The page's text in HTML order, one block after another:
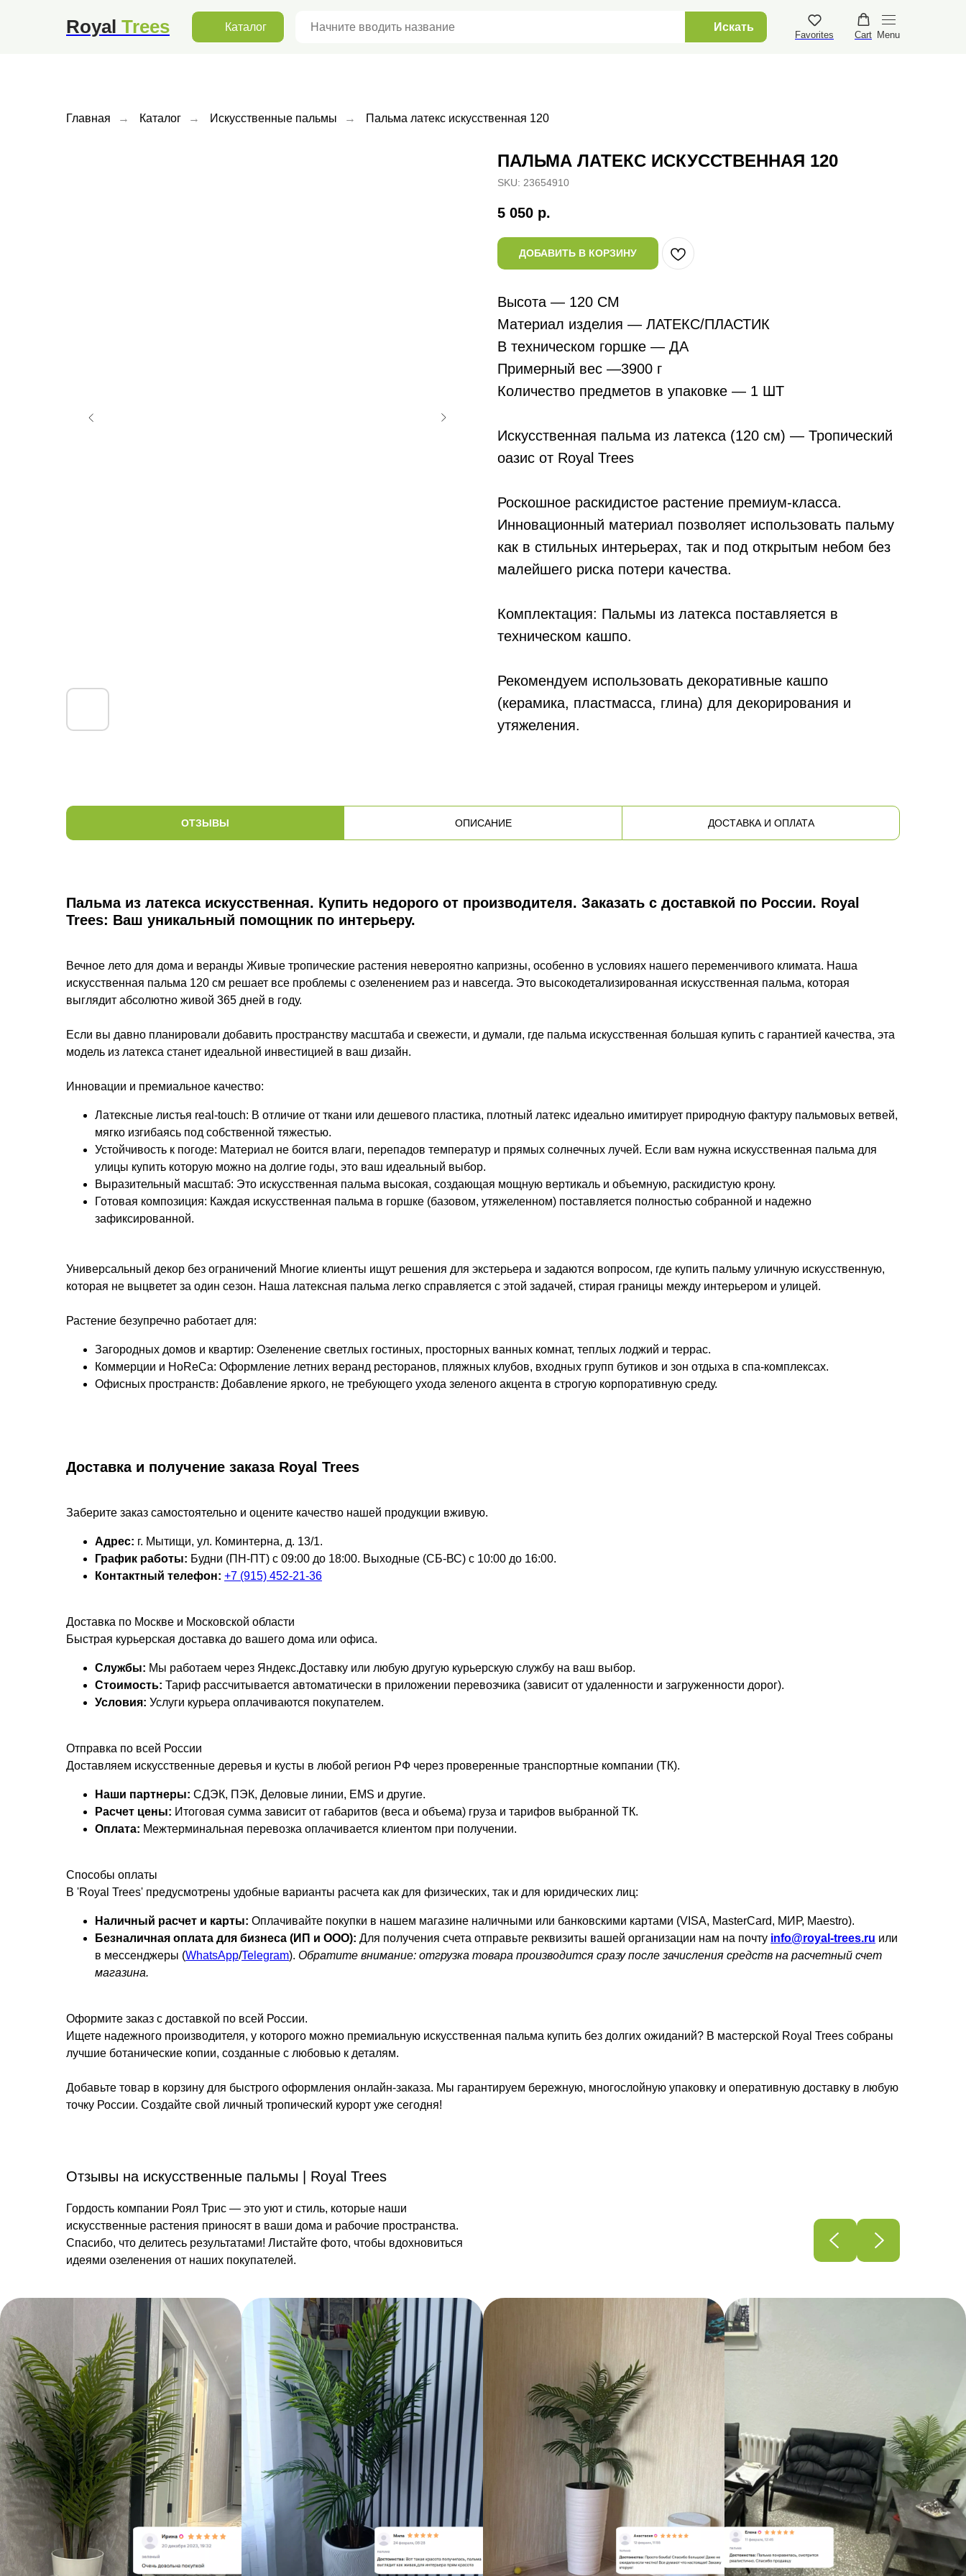
Royal Trees Каталог Искать
Favorites Cart Menu
Главная → Каталог → Искусственные пальмы → Пальма латекс искусственная 120
ПАЛЬМА ЛАТЕКС ИСКУССТВЕННАЯ 120
SKU: 23654910
5 050 р.
ДОБАВИТЬ В КОРЗИНУ
Высота — 120 СМ
Материал изделия — ЛАТЕКС/ПЛАСТИК
В техническом горшке — ДА
Примерный вес —3900 г
Количество предметов в упаковке — 1 ШТ
Искусственная пальма из латекса (120 см) — Тропический
оазис от Royal Trees
Роскошное раскидистое растение премиум-класса.
Инновационный материал позволяет использовать пальму
как в стильных интерьерах, так и под открытым небом без
малейшего риска потери качества.
Комплектация: Пальмы из латекса поставляется в
техническом кашпо.
Рекомендуем использовать декоративные кашпо
(керамика, пластмасса, глина) для декорирования и
утяжеления.
ОТЗЫВЫ ОПИСАНИЕ ДОСТАВКА И ОПЛАТА
Пальма из латекса искусственная. Купить недорого от производителя. Заказать с доставкой по России. Royal
Trees: Ваш уникальный помощник по интерьеру.
Вечное лето для дома и веранды Живые тропические растения невероятно капризны, особенно в условиях нашего переменчивого климата. Наша
искусственная пальма 120 см решает все проблемы с озеленением раз и навсегда. Это высокодетализированная искусственная пальма, которая
выглядит абсолютно живой 365 дней в году.
Если вы давно планировали добавить пространству масштаба и свежести, и думали, где пальма искусственная большая купить с гарантией качества, эта
модель из латекса станет идеальной инвестицией в ваш дизайн.
Инновации и премиальное качество:
Латексные листья real-touch: В отличие от ткани или дешевого пластика, плотный латекс идеально имитирует природную фактуру пальмовых ветвей,
мягко изгибаясь под собственной тяжестью.
Устойчивость к погоде: Материал не боится влаги, перепадов температур и прямых солнечных лучей. Если вам нужна искусственная пальма для
улицы купить которую можно на долгие годы, это ваш идеальный выбор.
Выразительный масштаб: Это искусственная пальма высокая, создающая мощную вертикаль и объемную, раскидистую крону.
Готовая композиция: Каждая искусственная пальма в горшке (базовом, утяжеленном) поставляется полностью собранной и надежно
зафиксированной.
Универсальный декор без ограничений Многие клиенты ищут решения для экстерьера и задаются вопросом, где купить пальму уличную искусственную,
которая не выцветет за один сезон. Наша латексная пальма легко справляется с этой задачей, стирая границы между интерьером и улицей.
Растение безупречно работает для:
Загородных домов и квартир: Озеленение светлых гостиных, просторных ванных комнат, теплых лоджий и террас.
Коммерции и HoReCa: Оформление летних веранд ресторанов, пляжных клубов, входных групп бутиков и зон отдыха в спа-комплексах.
Офисных пространств: Добавление яркого, не требующего ухода зеленого акцента в строгую корпоративную среду.
Доставка и получение заказа Royal Trees
Заберите заказ самостоятельно и оцените качество нашей продукции вживую.
Адрес: г. Мытищи, ул. Коминтерна, д. 13/1.
График работы: Будни (ПН-ПТ) с 09:00 до 18:00. Выходные (СБ-ВС) с 10:00 до 16:00.
Контактный телефон: +7 (915) 452-21-36
Доставка по Москве и Московской области
Быстрая курьерская доставка до вашего дома или офиса.
Службы: Мы работаем через Яндекс.Доставку или любую другую курьерскую службу на ваш выбор.
Стоимость: Тариф рассчитывается автоматически в приложении перевозчика (зависит от удаленности и загруженности дорог).
Условия: Услуги курьера оплачиваются покупателем.
Отправка по всей России
Доставляем искусственные деревья и кусты в любой регион РФ через проверенные транспортные компании (ТК).
Наши партнеры: СДЭК, ПЭК, Деловые линии, EMS и другие.
Расчет цены: Итоговая сумма зависит от габаритов (веса и объема) груза и тарифов выбранной ТК.
Оплата: Межтерминальная перевозка оплачивается клиентом при получении.
Способы оплаты
В 'Royal Trees' предусмотрены удобные варианты расчета как для физических, так и для юридических лиц:
Наличный расчет и карты: Оплачивайте покупки в нашем магазине наличными или банковскими картами (VISA, MasterCard, МИР, Maestro).
Безналичная оплата для бизнеса (ИП и ООО): Для получения счета отправьте реквизиты вашей организации нам на почту info@royal-trees.ru или
в мессенджеры (WhatsApp/Telegram). Обратите внимание: отгрузка товара производится сразу после зачисления средств на расчетный счет
магазина.
Оформите заказ с доставкой по всей России.
Ищете надежного производителя, у которого можно премиальную искусственная пальма купить без долгих ожиданий? В мастерской Royal Trees собраны
лучшие ботанические копии, созданные с любовью к деталям.
Добавьте товар в корзину для быстрого оформления онлайн-заказа. Мы гарантируем бережную, многослойную упаковку и оперативную доставку в любую
точку России. Создайте свой личный тропический курорт уже сегодня!
Отзывы на искусственные пальмы | Royal Trees
Гордость компании Роял Трис — это уют и стиль, которые наши
искусственные растения приносят в ваши дома и рабочие пространства.
Спасибо, что делитесь результатами! Листайте фото, чтобы вдохновиться
идеями озеленения от наших покупателей.